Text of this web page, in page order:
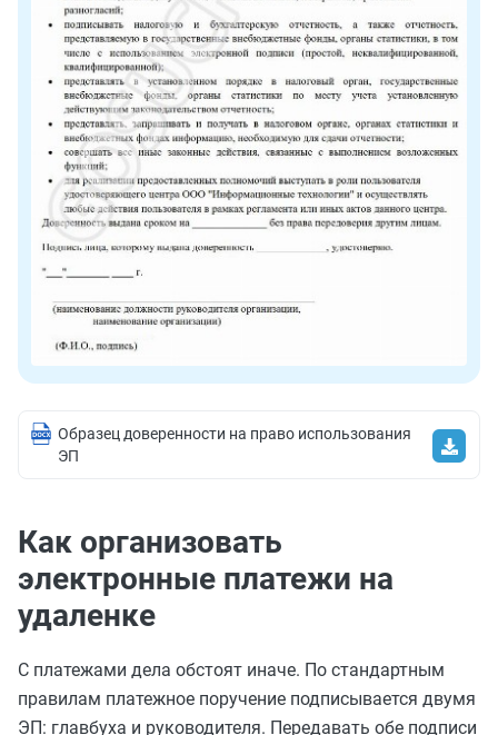
Образец доверенности на право использования
ЭП
Как организовать
электронные платежи на
удаленке
С платежами дела обстоят иначе. По стандартным
правилам платежное поручение подписывается двумя
ЭП: главбуха и руководителя. Передавать обе подписи